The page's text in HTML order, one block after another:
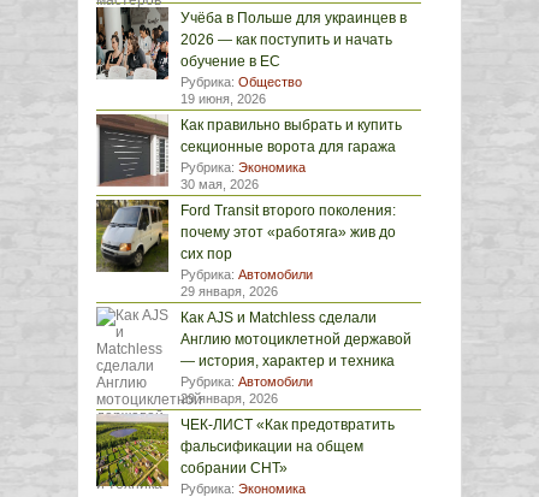
Учёба в Польше для украинцев в
2026 — как поступить и начать
обучение в ЕС
Рубрика: Общество
19 июня, 2026
Как правильно выбрать и купить
секционные ворота для гаража
Рубрика: Экономика
30 мая, 2026
Ford Transit второго поколения:
почему этот «работяга» жив до
сих пор
Рубрика: Автомобили
29 января, 2026
Как AJS и Matchless сделали
Англию мотоциклетной державой
— история, характер и техника
Рубрика: Автомобили
29 января, 2026
ЧЕК-ЛИСТ «Как предотвратить
фальсификации на общем
собрании СНТ»
Рубрика: Экономика